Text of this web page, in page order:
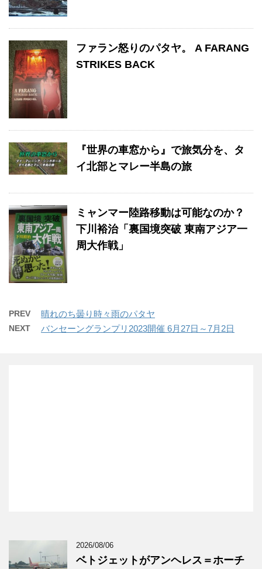
ファラン怒りのパタヤ。 A FARANG
STRIKES BACK
『世界の車窓から』で旅気分を、タ
イ北部とマレー半島の旅
ミャンマー陸路移動は可能なのか？
下川裕治「裏国境突破 東南アジア一
周大作戦」
PREV 晴れのち曇り時々雨のパタヤ
NEXT バンセーングランプリ2023開催 6月27日～7月2日
2026/08/06
ベトジェットがアンヘレス＝ホーチ